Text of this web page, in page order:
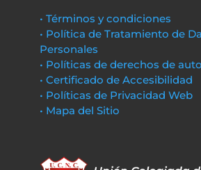
• Términos y condiciones
• Política de Tratamiento de
Personales
• Políticas de derechos de
• Certificado de Accesibilidad
• Políticas de Privacidad Web
• Mapa del Sitio